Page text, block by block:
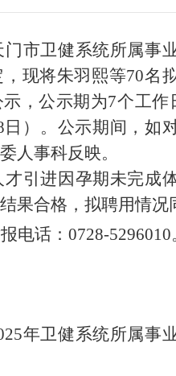
门市卫健系统所属事
现将朱羽熙等70名
，公示期为7个工作
日）。公示期间，如
人事科反映。
才引进因孕期未完成
果合格，拟聘用情况
电话： 0728-5296010
年卫健系统所属事